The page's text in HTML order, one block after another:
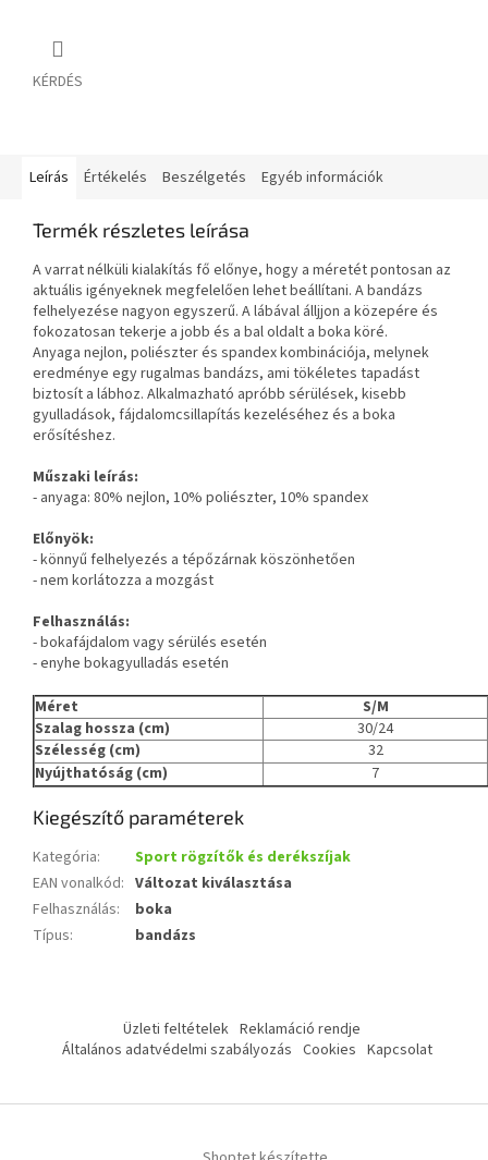
KÉRDÉS
Leírás Értékelés Beszélgetés Egyéb információk
Termék részletes leírása
A varrat nélküli kialakítás fő előnye, hogy a méretét pontosan az
aktuális igényeknek megfelelően lehet beállítani. A bandázs
felhelyezése nagyon egyszerű. A lábával álljjon a közepére és
fokozatosan tekerje a jobb és a bal oldalt a boka köré.
Anyaga nejlon, poliészter és spandex kombinációja, melynek
eredménye egy rugalmas bandázs, ami tökéletes tapadást
biztosít a lábhoz. Alkalmazható apróbb sérülések, kisebb
gyulladások, fájdalomcsillapítás kezeléséhez és a boka
erősítéshez.
Műszaki leírás:
- anyaga: 80% nejlon, 10% poliészter, 10% spandex
Előnyök:
- könnyű felhelyezés a tépőzárnak köszönhetően
- nem korlátozza a mozgást
Felhasználás:
- bokafájdalom vagy sérülés esetén
- enyhe bokagyulladás esetén
Méret
S/M
Szalag hossza (cm)
30/24
Szélesség (cm)
32
Nyújthatóság (cm)
7
Kiegészítő paraméterek
Kategória:
Sport rögzítők és derékszíjak
EAN vonalkód: Változat kiválasztása
Felhasználás:
boka
Típus: bandázs
Üzleti feltételek Reklamáció rendje
Általános adatvédelmi szabályozás Cookies Kapcsolat